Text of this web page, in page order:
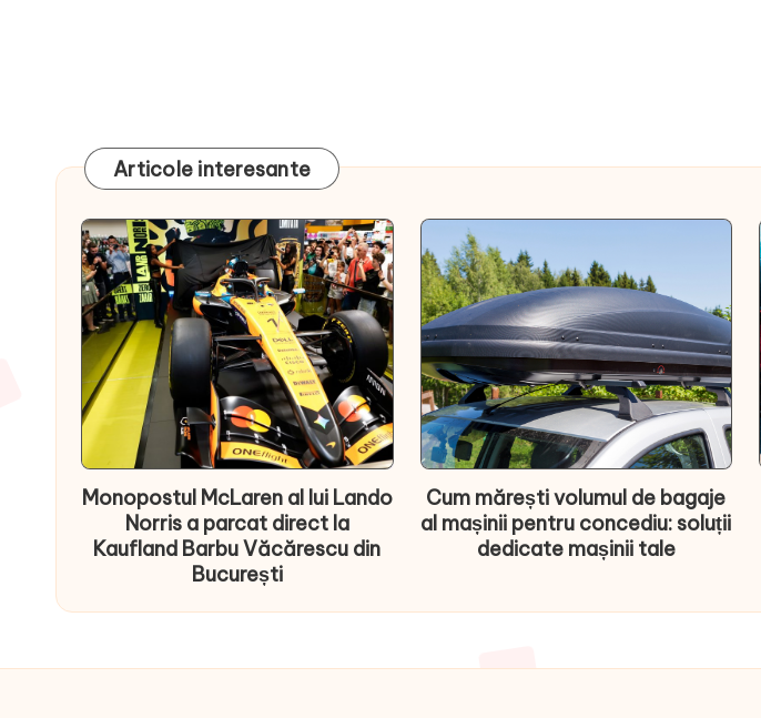
Articole interesante
Monopostul McLaren al lui Lando
Norris a parcat direct la
Kaufland Barbu Văcărescu din
București
Cum mărești volumul de bagaje
al mașinii pentru concediu: soluții
dedicate mașinii tale